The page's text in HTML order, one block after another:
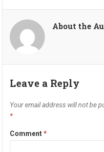
About the
Leave a Reply
Your email address will not be
*
Comment*